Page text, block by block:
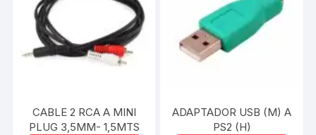
CABLE 2 RCA A MINI
PLUG 3,5MM- 1,5MTS
ADAPTADOR USB (M) A
PS2 (H)